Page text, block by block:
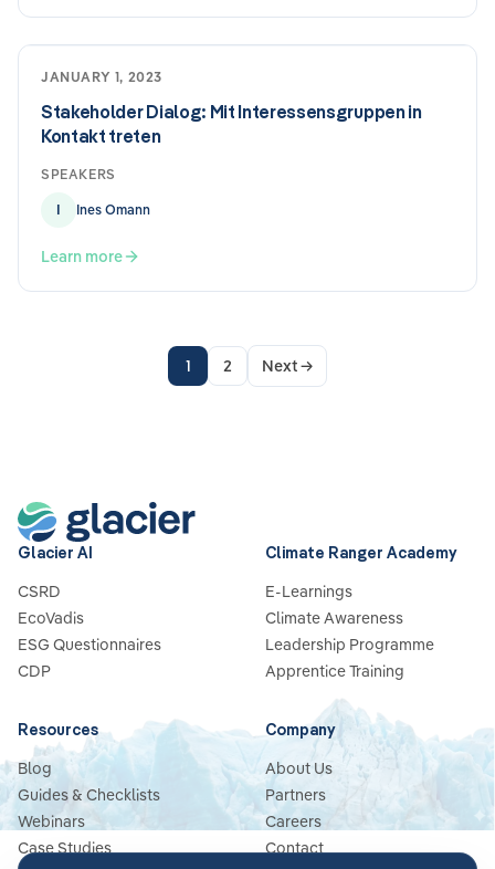
JANUARY 1, 2023
Stakeholder Dialog: Mit Interessensgruppen in
Kontakt treten
SPEAKERS
I Ines Omann
Learn more
1 2 Next→
Glacier AI
CSRD
EcoVadis
ESG Questionnaires
CDP
Climate Ranger Academy
E-Learnings
Climate Awareness
Leadership Programme
Apprentice Training
Resources
Blog
Guides & Checklists
Webinars
Case Studies
Company
About Us
Partners
Careers
Contact